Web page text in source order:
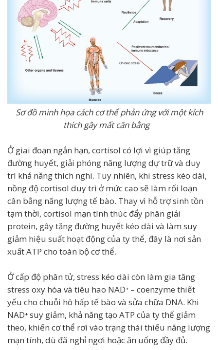
Sơ đồ minh họa cách cơ thể phản ứng với một kích
thích gây mất cân bằng
Ở giai đoạn ngắn hạn, cortisol có lợi vì giúp tăng
đường huyết, giải phóng năng lượng dự trữ và duy
trì khả năng thích nghi. Tuy nhiên, khi stress kéo dài,
nồng độ cortisol duy trì ở mức cao sẽ làm rối loạn
cân bằng năng lượng tế bào. Thay vì hỗ trợ sinh tồn
tạm thời, cortisol mạn tính thúc đẩy phân giải
protein, gây tăng đường huyết kéo dài và làm suy
giảm hiệu suất hoạt động của ty thể, đây là nơi sản
xuất ATP cho toàn bộ cơ thể.
Ở cấp độ phân tử, stress kéo dài còn làm gia tăng
stress oxy hóa và tiêu hao NAD⁺ – coenzyme thiết
yếu cho chuỗi hô hấp tế bào và sửa chữa DNA. Khi
NAD⁺ suy giảm, khả năng tạo ATP của ty thể giảm
theo, khiến cơ thể rơi vào trạng thái thiếu năng lượng
mạn tính, dù đã nghỉ ngơi hoặc ăn uống đầy đủ.